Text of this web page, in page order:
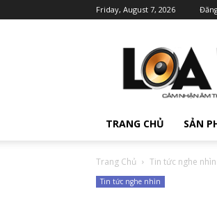
Friday, August 7, 2026
TRANG CHỦ SẢN
Trang Chủ Tin tức nghe nhìn
Tin tức nghe nhìn